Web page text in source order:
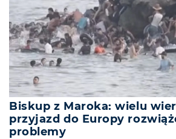
Biskup z Maroka: wielu
przyjazd do Europy
problemy